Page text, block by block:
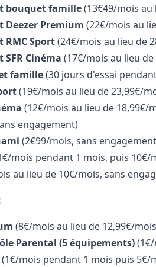
bouquet famille(13€49/mois
Deezer Premium (22€/mois au
Sport(24€/mois au lieu de
Cinéma (17€/mois au lieu de
famille(30 jours d'essai
(19€/mois au lieu de 23,99€/
(12€/mois au lieu de 18,99€/
engagement)
(2€99/mois, sans
mois pendant 1 mois, puis 10€/
au lieu de 10€/mois, sans
(8€/mois au lieu de 12,99€/
Parental (5 équipements)
(1€/mois pendant 1 mois puis 5€/